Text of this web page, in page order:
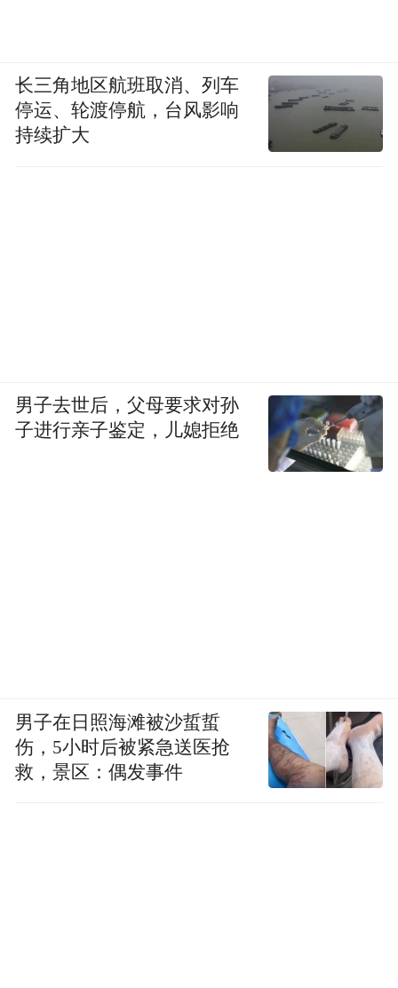
长三角地区航班取消、列车
停运、轮渡停航，台风影响
持续扩大
男子去世后，父母要求对孙
子进行亲子鉴定，儿媳拒绝
男子在日照海滩被沙蜇蜇
伤，5小时后被紧急送医抢
救，景区：偶发事件